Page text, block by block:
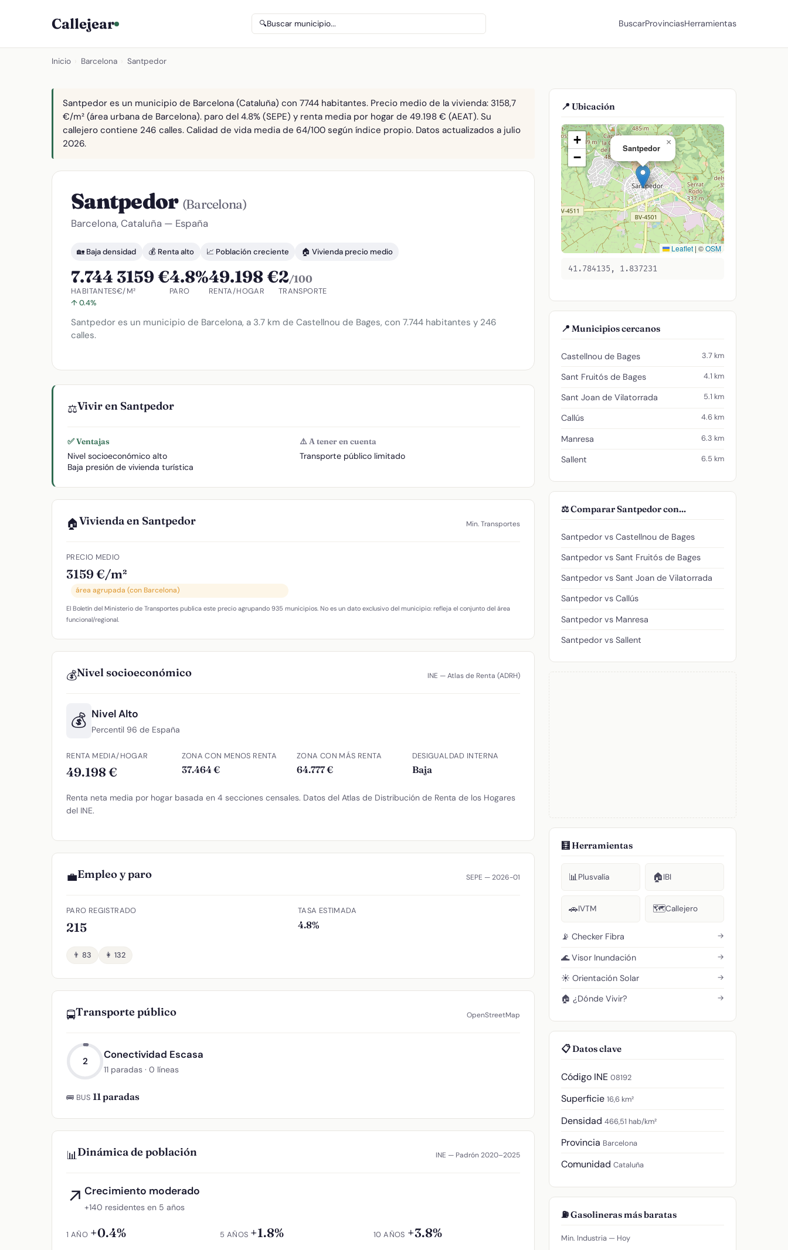
Callejear 🔍Buscar municipio... BuscarProvinciasHerramientas
Inicio Barcelona Santpedor
Santpedor es un municipio de Barcelona (Cataluña) con 7744 habitantes. Precio medio de la vivienda: 3158,7
€/m² (área urbana de Barcelona). paro del 4.8% (SEPE) y renta media por hogar de 49.198 € (AEAT). Su
callejero contiene 246 calles. Calidad de vida media de 64/100 según índice propio. Datos actualizados a julio
2026.
Santpedor (Barcelona)
Barcelona, Cataluña — España
🏡 Baja densidad 💰 Renta alto 📈 Población creciente 🏠 Vivienda precio medio
7.744
HABITANTES
↑ 0.4%
3159 €
€/M²
4.8%
PARO
49.198 €
RENTA/HOGAR
2/100
TRANSPORTE
Santpedor es un municipio de Barcelona, a 3.7 km de Castellnou de Bages, con 7.744 habitantes y 246
calles.
⚖️Vivir en Santpedor
✅ Ventajas
Nivel socioeconómico alto
Baja presión de vivienda turística
⚠️ A tener en cuenta
Transporte público limitado
🏠Vivienda en Santpedor Min. Transportes
PRECIO MEDIO
3159 €/m²
área agrupada (con Barcelona)
El Boletín del Ministerio de Transportes publica este precio agrupando 935 municipios. No es un dato exclusivo del municipio: refleja el conjunto del área
funcional/regional.
💰Nivel socioeconómico INE — Atlas de Renta (ADRH)
💰 Nivel Alto
Percentil 96 de España
RENTA MEDIA/HOGAR
49.198 €
ZONA CON MENOS RENTA
37.464 €
ZONA CON MÁS RENTA
64.777 €
DESIGUALDAD INTERNA
Baja
Renta neta media por hogar basada en 4 secciones censales. Datos del Atlas de Distribución de Renta de los Hogares
del INE.
💼Empleo y paro SEPE — 2026-01
PARO REGISTRADO
215
TASA ESTIMADA
4.8%
👨 83 👩 132
🚍Transporte público OpenStreetMap
2
Conectividad Escasa
11 paradas · 0 líneas
🚌 BUS 11 paradas
📊Dinámica de población INE — Padrón 2020–2025
↗ Crecimiento moderado
+140 residentes en 5 años
1 AÑO +0.4% 5 AÑOS +1.8% 10 AÑOS +3.8%
📍 Ubicación
Santpedor
×
+
−
Leaflet | ©OSM
41.784135, 1.837231
📍 Municipios cercanos
Castellnou de Bages 3.7 km
Sant Fruitós de Bages 4.1 km
Sant Joan de Vilatorrada 5.1 km
Callús 4.6 km
Manresa 6.3 km
Sallent 6.5 km
⚖️ Comparar Santpedor con...
Santpedor vs Castellnou de Bages
Santpedor vs Sant Fruitós de Bages
Santpedor vs Sant Joan de Vilatorrada
Santpedor vs Callús
Santpedor vs Manresa
Santpedor vs Sallent
🧮 Herramientas
📊Plusvalía 🏠IBI
🚗IVTM 🗺️Callejero
📡 Checker Fibra →
🌊 Visor Inundación →
☀️ Orientación Solar →
🏠 ¿Dónde Vivir? →
📋 Datos clave
Código INE 08192
Superficie 16,6 km²
Densidad 466,51 hab/km²
Provincia Barcelona
Comunidad Cataluña
⛽ Gasolineras más baratas
Min. Industria — Hoy